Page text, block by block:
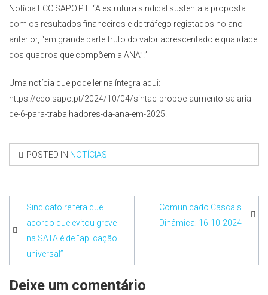
Notícia ECO.SAPO.PT: “A estrutura sindical sustenta a proposta
com os resultados financeiros e de tráfego registados no ano
anterior, “em grande parte fruto do valor acrescentado e qualidade
dos quadros que compõem a ANA”.”
Uma notícia que pode ler na íntegra aqui:
https://eco.sapo.pt/2024/10/04/sintac-propoe-aumento-salarial-
de-6-para-trabalhadores-da-ana-em-2025.
POSTED IN NOTÍCIAS
Navegação
de
artigos
Sindicato reitera que
acordo que evitou greve
na SATA é de “aplicação
universal”
Comunicado Cascais
Dinâmica: 16-10-2024
Deixe um comentário